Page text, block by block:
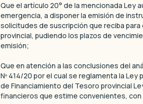
Que el artículo 20° de la mencionada Ley
emergencia, a disponer la emisión de
solicitudes de suscripción que reciba
provincial, pudiendo los plazos de
emisión;
Que en atención a las conclusiones del
Nº 414/20 por el cual se reglamenta la Ley
de Financiamiento del Tesoro provincial
financieros que estime convenientes,